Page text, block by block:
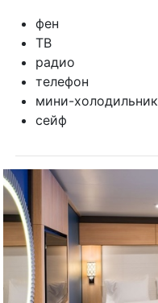
фен
ТВ
радио
телефон
мини-холодильник
сейф